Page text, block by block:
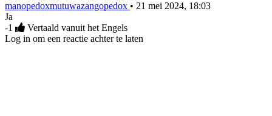
manopedoxmutuwazangopedox • 21 mei 2024, 18:03
Ja
-1
Vertaald vanuit het Engels
Log in om een reactie achter te laten